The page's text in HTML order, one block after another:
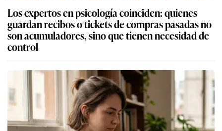
Los expertos en psicología coinciden: quienes
guardan recibos o tickets de compras pasadas no
son acumuladores, sino que tienen necesidad de
control